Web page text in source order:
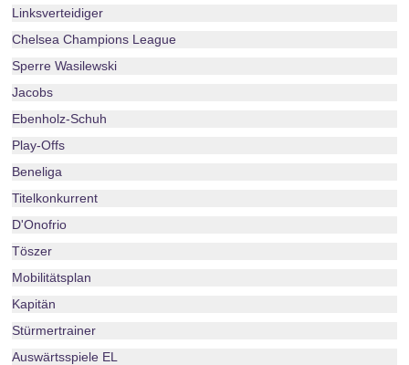
Linksverteidiger
Chelsea Champions League
Sperre Wasilewski
Jacobs
Ebenholz-Schuh
Play-Offs
Beneliga
Titelkonkurrent
D'Onofrio
Töszer
Mobilitätsplan
Kapitän
Stürmertrainer
Auswärtsspiele EL